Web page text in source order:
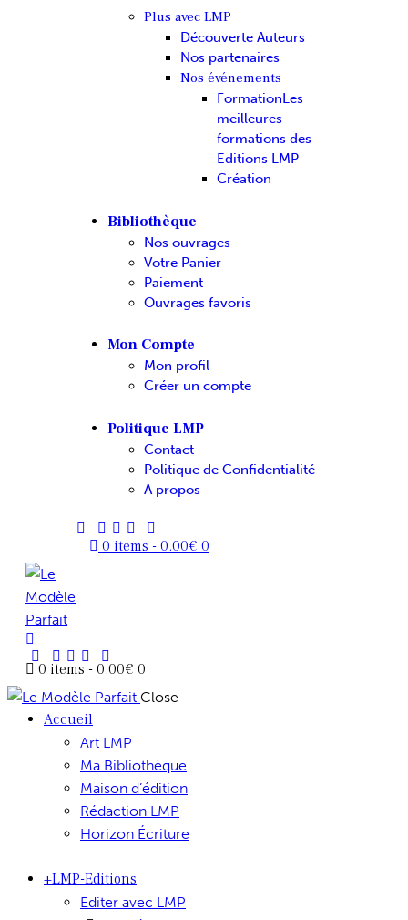
Plus avec LMP
Découverte Auteurs
Nos partenaires
Nos événements
FormationLes
meilleures
formations des
Editions LMP
Création
Bibliothèque
Nos ouvrages
Votre Panier
Paiement
Ouvrages favoris
Mon Compte
Mon profil
Créer un compte
Politique LMP
Contact
Politique de Confidentialité
A propos
0 items - 0.00€ 0
0 items - 0.00€ 0
Close
Accueil
Art LMP
Ma Bibliothèque
Maison d’édition
Rédaction LMP
Horizon Écriture
+LMP-Editions
Editer avec LMP